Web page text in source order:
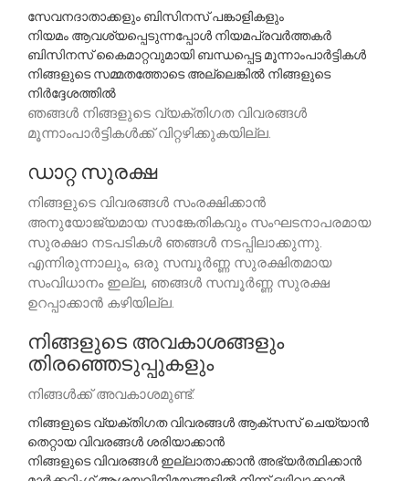
സേവനദാതാക്കളും ബിസിനസ് പങ്കാളികളും
നിയമം ആവശ്യപ്പെടുന്നപ്പോൾ നിയമപ്രവർത്തകർ
ബിസിനസ് കൈമാറ്റവുമായി ബന്ധപ്പെട്ട മൂന്നാംപാർട്ടികൾ
നിങ്ങളുടെ സമ്മതത്തോടെ അല്ലെങ്കിൽ നിങ്ങളുടെ
നിർദ്ദേശത്തിൽ
ഞങ്ങൾ നിങ്ങളുടെ വ്യക്തിഗത വിവരങ്ങൾ
മൂന്നാംപാർട്ടികൾക്ക് വിറ്റഴിക്കുകയില്ല.
ഡാറ്റ സുരക്ഷ
നിങ്ങളുടെ വിവരങ്ങൾ സംരക്ഷിക്കാൻ
അനുയോജ്യമായ സാങ്കേതികവും സംഘടനാപരമായ
സുരക്ഷാ നടപടികൾ ഞങ്ങൾ നടപ്പിലാക്കുന്നു.
എന്നിരുന്നാലും, ഒരു സമ്പൂർണ്ണ സുരക്ഷിതമായ
സംവിധാനം ഇല്ല, ഞങ്ങൾ സമ്പൂർണ്ണ സുരക്ഷ
ഉറപ്പാക്കാൻ കഴിയില്ല.
നിങ്ങളുടെ അവകാശങ്ങളും
തിരഞ്ഞെടുപ്പുകളും
നിങ്ങൾക്ക് അവകാശമുണ്ട്:
നിങ്ങളുടെ വ്യക്തിഗത വിവരങ്ങൾ ആക്സസ് ചെയ്യാൻ
തെറ്റായ വിവരങ്ങൾ ശരിയാക്കാൻ
നിങ്ങളുടെ വിവരങ്ങൾ ഇല്ലാതാക്കാൻ അഭ്യർത്ഥിക്കാൻ